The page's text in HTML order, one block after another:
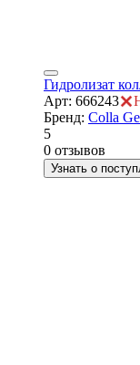
Гидролизат
Арт: 666243
Бренд: Colla
5
0 отзывов
Узнать о